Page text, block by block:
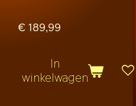
€ 189,99
In
winkelwagen